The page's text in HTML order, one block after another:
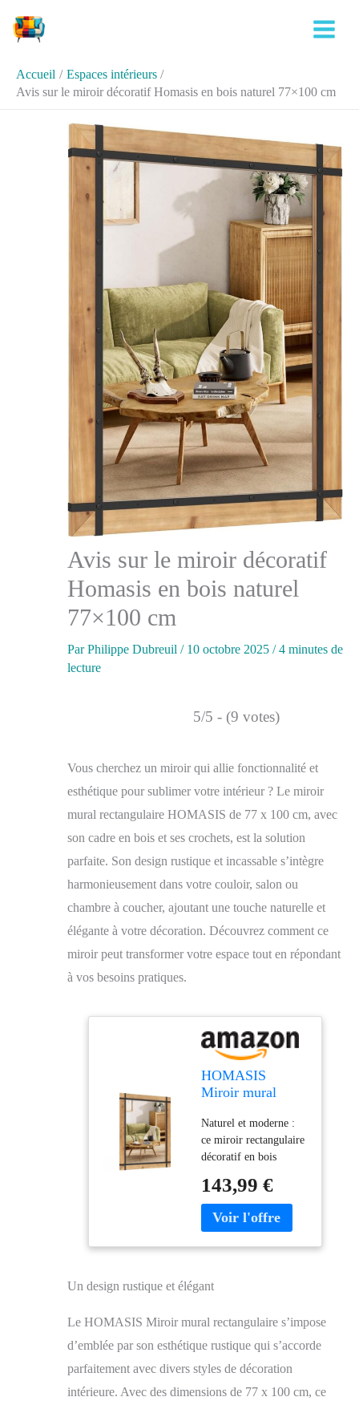
Accueil
Espaces intérieurs
Avis sur le miroir décoratif Homasis en bois naturel 77×100 cm
Avis sur le miroir décoratif
Homasis en bois naturel
77×100 cm
ParPhilippe Dubreuil / 10 octobre 2025 /4 minutes de
lecture
5/5 - (9 votes)
Vous cherchez un miroir qui allie fonctionnalité et
esthétique pour sublimer votre intérieur ? Le miroir
mural rectangulaire HOMASIS de 77 x 100 cm, avec
son cadre en bois et ses crochets, est la solution
parfaite. Son design rustique et incassable s’intègre
harmonieusement dans votre couloir, salon ou
chambre à coucher, ajoutant une touche naturelle et
élégante à votre décoration. Découvrez comment ce
miroir peut transformer votre espace tout en répondant
à vos besoins pratiques.
HOMASIS
Miroir mural
x 100 cm - Miroir
décoratif avec
cadre en bois et
crochets - Miroir
rustique en bois
incassable - Pour
couloir, salon,
chambre à
Naturel et moderne :
ce miroir rectangulaire
décoratif en bois
naturel et rustique avec
des éléments
modernes. Le cadre
en font un superbe
n'importe quelle pièce.
Longévité grâce à des
qualité ~ Nos miroirs
décoratifs sont
143,99 €
Un design rustique et élégant
Le HOMASIS Miroir mural rectangulaire s’impose
d’emblée par son esthétique rustique qui s’accorde
parfaitement avec divers styles de décoration
intérieure. Avec des dimensions de 77 x 100 cm, ce